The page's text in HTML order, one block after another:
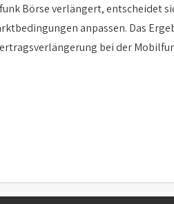
Börse verlängert, entscheidet
anpassen. Das
bei der